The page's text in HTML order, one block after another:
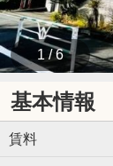
1 / 6
基本情報
賃料